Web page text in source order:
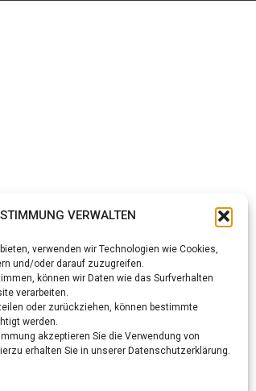
VERWALTEN
verwenden wir Technologien wie Cookies,
und/oder darauf zuzugreifen.
können wir Daten wie das Surfverhalten
verarbeiten.
oder zurückziehen, können bestimmte
werden.
akzeptieren Sie die Verwendung von
erhalten Sie in unserer Datenschutzerklärung.